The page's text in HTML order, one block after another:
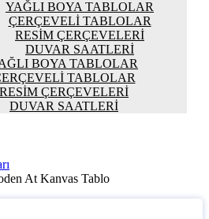
YAĞLI BOYA TABLOLAR
ÇERÇEVELI TABLOLAR
RESIM ÇERÇEVELERI
DUVAR SAATLERI
BOYA TABLOLAR
TABLOLAR
RESIM ÇERÇEVELERI
DUVAR SAATLERI
At Kanvas Tablo